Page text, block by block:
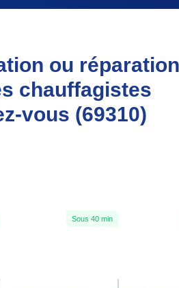
ou réparation
chauffagistes
vous (69310)
Sous 40 min